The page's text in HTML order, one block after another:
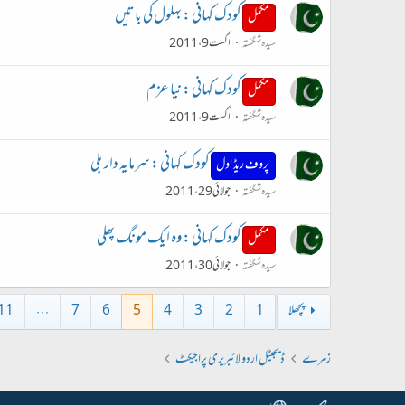
مکمل کودک کہانی : بہلول کی باتیں
سیدہ شگفتہ اگست 9، 2011
مکمل کودک کہانی : نیا عزم
سیدہ شگفتہ اگست 9، 2011
پروف ریڈ اول کودک کہانی : سرمایہ دار بلی
سیدہ شگفتہ جولائی 29، 2011
مکمل کودک کہانی : وہ ایک مونگ پھلی
سیدہ شگفتہ جولائی 30، 2011
پچھلا 1
2
3
4
5
6
7
…
زمرے
ڈیجیٹل اردو لائبریری پراجیکٹ